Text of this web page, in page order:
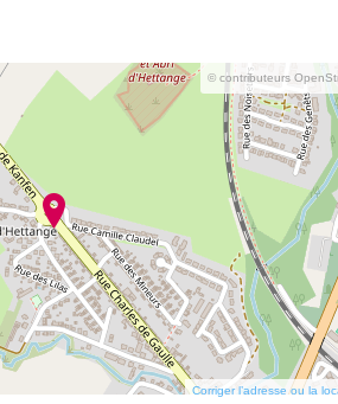
© contributeurs
Corriger l’adresse ou la